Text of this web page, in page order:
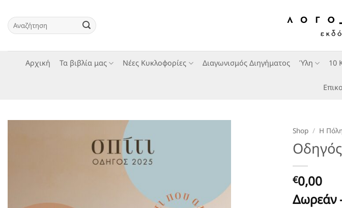
content
Αναζήτηση
για:
Αρχική Τα βιβλία μας Νέες Κυκλοφορίες Διαγωνισμός Διηγήματος Ύλη 10
Shop / Η
€0,00
Δωρεάν